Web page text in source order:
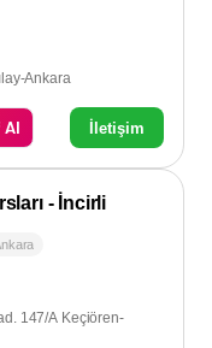
Ankara
Al İletişim
- İncirli
147/A Keçiören-